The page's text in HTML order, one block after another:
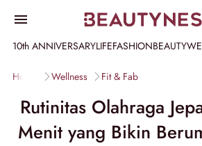
10th ANNIVERSARYLIFEFASHIONBEAUTY
Home Wellness Fit & Fab
Rutinitas Olahraga
Menit yang Bikin